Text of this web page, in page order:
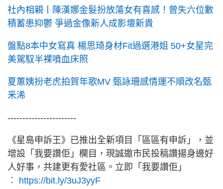
社內相親丨陳漢娜金髮扮放蕩女有喜感！曾失六位數
積蓄患抑鬱 爭過金像新人成影壇新貴
盤點8本中女寫真 楊思琦身材Fit過選港姐 50+女星完
美駕馭半裸噴血床照
夏蕙姨扮老虎拍賀年歌MV 甄詠珊感情運不順改名甄
釆浠
-----------------------
《星島申訴王》已推出全新項目「區區有申訴」，並
增設「我要讚佢」欄目，現誠邀市民投稿讚揚身邊好
人好事，共建更有愛社區。立即「我要讚佢」
︰ https://bit.ly/3uJ3yyF